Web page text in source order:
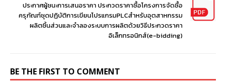
ประกาศผู้ชนะการเสนอราคา ประกวดราคาซื้อโครงการจัดซื้อ
ครุภัณฑ์ชุดปฏิบัติการเขียนโปรแกรมPLCสำหรับอุตสาหกรรม
ผลิตชิ้นส่วนและจำลองระบบการผลิตด้วยวิธีประกวดราคา
อิเล็กทรอนิกส์(e-bidding)
BE THE FIRST TO COMMENT